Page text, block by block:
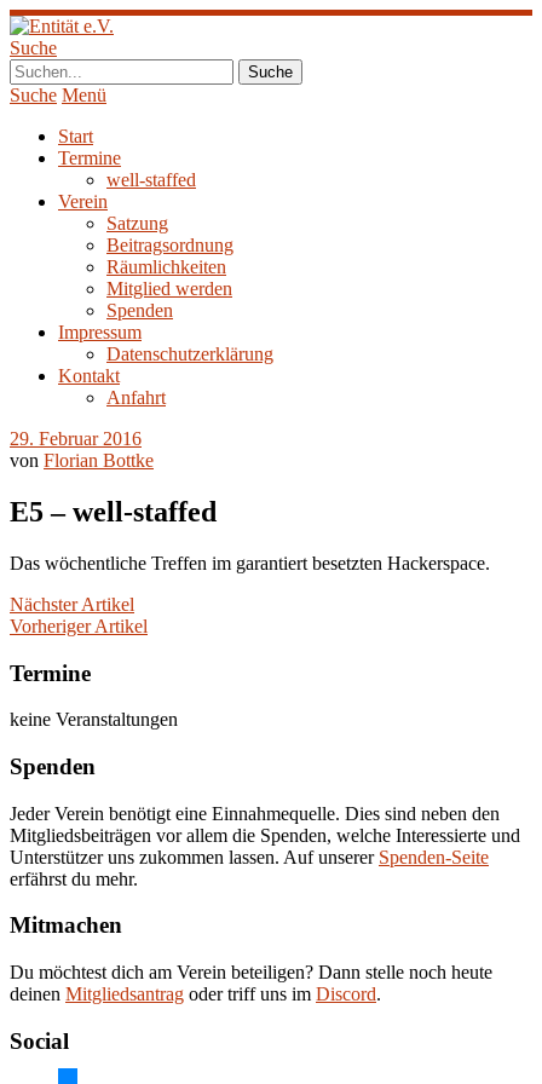
Suche
Suche Menü
Start
Termine
well-staffed
Verein
Satzung
Beitragsordnung
Räumlichkeiten
Mitglied werden
Spenden
Impressum
Datenschutzerklärung
Kontakt
Anfahrt
29. Februar 2016
von Florian Bottke
E5 – well-staffed
Das wöchentliche Treffen im garantiert besetzten Hackerspace.
Nächster Artikel
Vorheriger Artikel
Termine
keine Veranstaltungen
Spenden
Jeder Verein benötigt eine Einnahmequelle. Dies sind neben den
Mitgliedsbeiträgen vor allem die Spenden, welche Interessierte und
Unterstützer uns zukommen lassen. Auf unserer Spenden-Seite
erfährst du mehr.
Mitmachen
Du möchtest dich am Verein beteiligen? Dann stelle noch heute
deinen Mitgliedsantrag oder triff uns im Discord.
Social